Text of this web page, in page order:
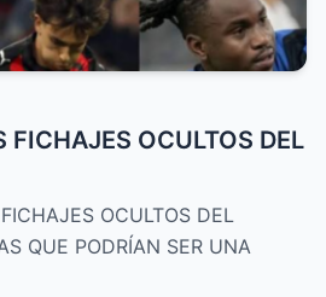
FICHAJES OCULTOS DEL
OCULTOS DEL
QUE PODRÍAN SER UNA